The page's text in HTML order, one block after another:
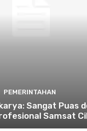
PEMERINTAHAN
Sangat Puas
Samsat